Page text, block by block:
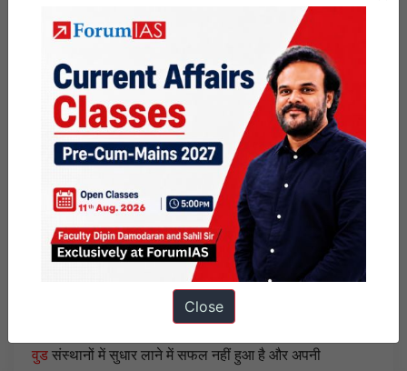
शामिल हैं।
4. सदस्य देशों के बीच आर्थिक असमानता (Economic Disparity
among the member nations)-BRICS अर्थव्यवस्थाएं अपने
आर्थिक आकार में भिन्न हैं, चीन और भारत जैसे देश आर्थिक सीढ़ी में
अग्रणी हैं और ब्राजील रूस जैसे देश आर्थिक सीढ़ी में पिछड़ रहे हैं।
5. चीनी प्रभुत्व (Chinese Dominance)-
सदस्य देशों में चीनी
की हिस्सेदारी सबसे ज्यादा है
और ब्रिक्स के कुल निर्यात
में इसकी हिस्सेदारी38 फीसदी है।इसके परिणामस्वरूप
ब्रिक्स गुट
में चीनका प्रभुत्व हो गया है और बदले में अन्य सदस्य देशों में आर्थिक
राष्ट्रवाद को बढ़ावा मिला है।
6. प्रभावशाली सुधार लाने में विफलता (Failure to bring
वुड संस्थानों में सुधार लाने में सफल नहीं हुआ है और अपनी
Close